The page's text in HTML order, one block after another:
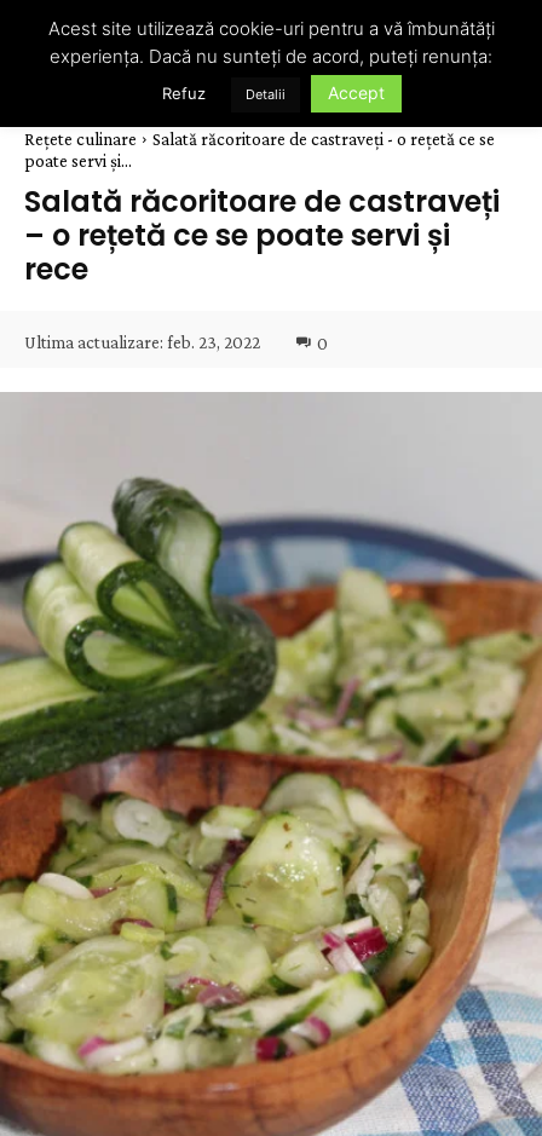
Rețete culinare
Salată răcoritoare de castraveți - o rețetă ce se
poate servi și...
Salată răcoritoare de castraveți
– o rețetă ce se poate servi și
rece
Ultima actualizare: feb. 23, 2022 0
Acest site utilizează cookie-uri pentru a vă îmbunătăți
experiența. Dacă nu sunteți de acord, puteți renunța:
Refuz Detalii Accept